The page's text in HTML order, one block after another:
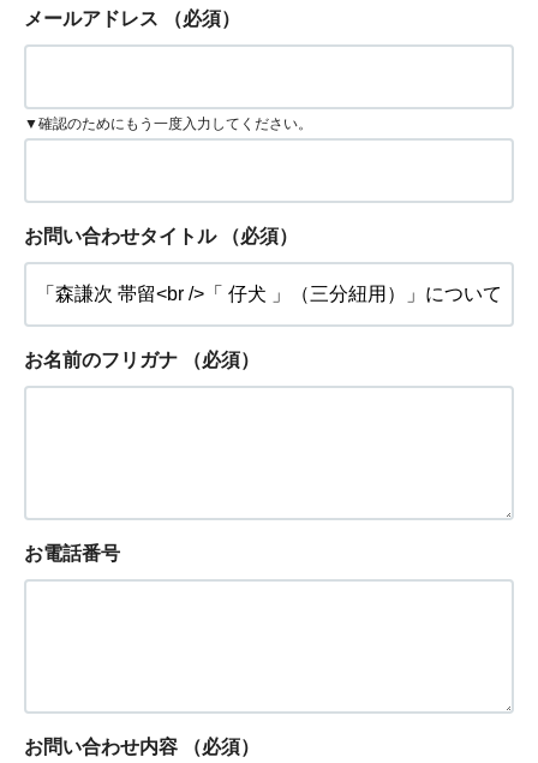
メールアドレス （必須）
▼確認のためにもう一度入力してください。
お問い合わせタイトル （必須）
お名前のフリガナ （必須）
お電話番号
お問い合わせ内容 （必須）